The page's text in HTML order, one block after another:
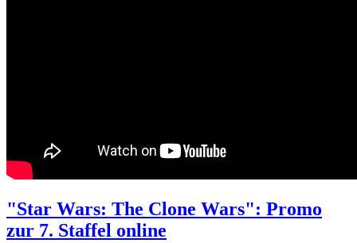
"Star Wars: The Clone Wars": Promo
zur 7. Staffel online